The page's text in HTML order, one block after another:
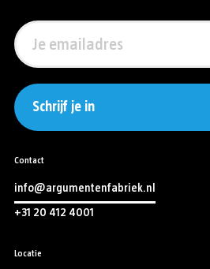
Schrijf je in
Contact
info@argumentenfabriek.nl
+31 20 412 4001
Locatie